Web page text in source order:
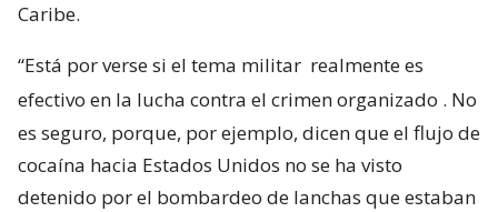
Caribe.
“Está por verse si el tema militar realmente es
efectivo en la lucha contra el crimen organizado . No
es seguro, porque, por ejemplo, dicen que el flujo de
cocaína hacia Estados Unidos no se ha visto
detenido por el bombardeo de lanchas que estaban